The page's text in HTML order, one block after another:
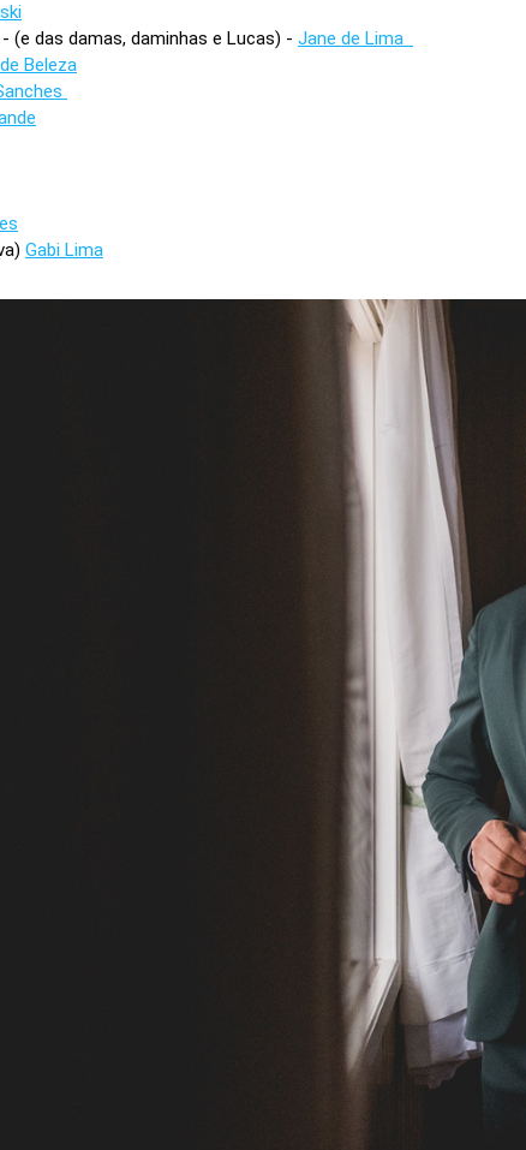
(e das damas, daminhas e Lucas) - Jane de Lima
Beleza
Gabi Lima